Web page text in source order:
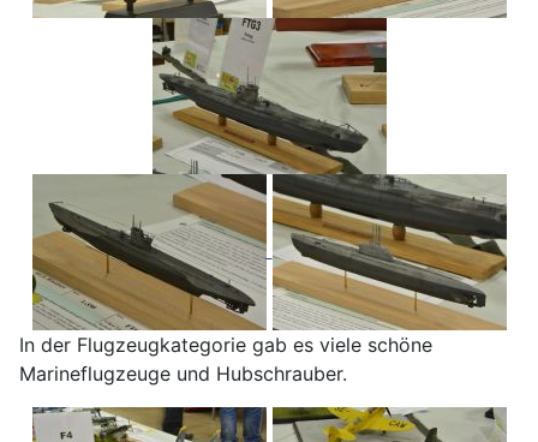
In der Flugzeugkategorie gab es viele schöne
Marineflugzeuge und Hubschrauber.